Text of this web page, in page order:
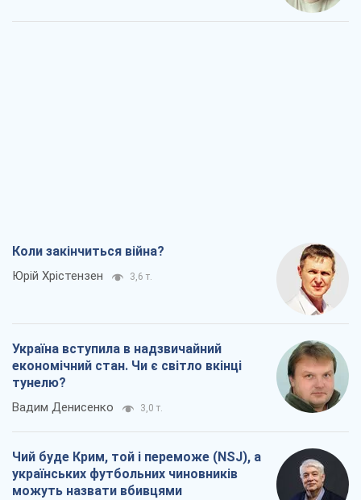
Коли закінчиться війна?
Юрій Хрістензен 3,6 т.
Україна вступила в надзвичайний
економічний стан. Чи є світло вкінці
тунелю?
Вадим Денисенко 3,0 т.
Чий буде Крим, той і переможе (NSJ), а
українських футбольних чиновників
можуть назвати вбивцями